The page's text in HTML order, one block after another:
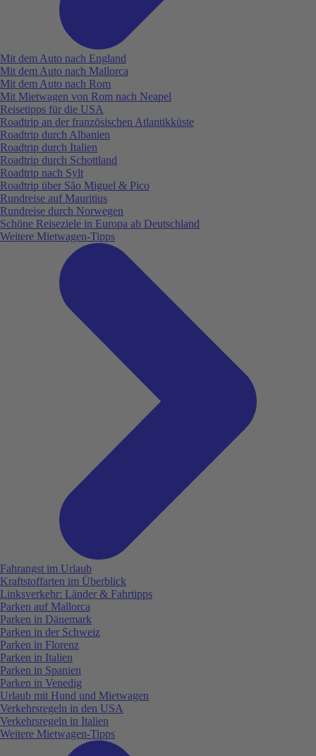
Mit dem Auto nach England
Mit dem Auto nach Mallorca
Mit dem Auto nach Rom
Mit Mietwagen von Rom nach Neapel
Reisetipps für die USA
Roadtrip an der französischen Atlantikküste
Roadtrip durch Albanien
Roadtrip durch Italien
Roadtrip durch Schottland
Roadtrip nach Sylt
Roadtrip über São Miguel & Pico
Rundreise auf Mauritius
Rundreise durch Norwegen
Schöne Reiseziele in Europa ab Deutschland
Weitere Mietwagen-Tipps
Fahrangst im Urlaub
Kraftstoffarten im Überblick
Linksverkehr: Länder & Fahrtipps
Parken auf Mallorca
Parken in Dänemark
Parken in der Schweiz
Parken in Florenz
Parken in Italien
Parken in Spanien
Parken in Venedig
Urlaub mit Hund und Mietwagen
Verkehrsregeln in den USA
Verkehrsregeln in Italien
Weitere Mietwagen-Tipps